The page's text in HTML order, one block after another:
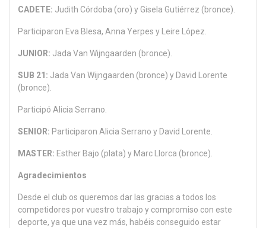
CADETE: Judith Córdoba (oro) y Gisela Gutiérrez (bronce).
Participaron Eva Blesa, Anna Yerpes y Leire López.
JUNIOR: Jada Van Wijngaarden (bronce).
SUB 21: Jada Van Wijngaarden (bronce) y David Lorente
(bronce).
Participó Alicia Serrano.
SENIOR: Participaron Alicia Serrano y David Lorente.
MASTER: Esther Bajo (plata) y Marc Llorca (bronce).
Agradecimientos
Desde el club os queremos dar las gracias a todos los
competidores por vuestro trabajo y compromiso con este
deporte, ya que una vez más, habéis conseguido estar